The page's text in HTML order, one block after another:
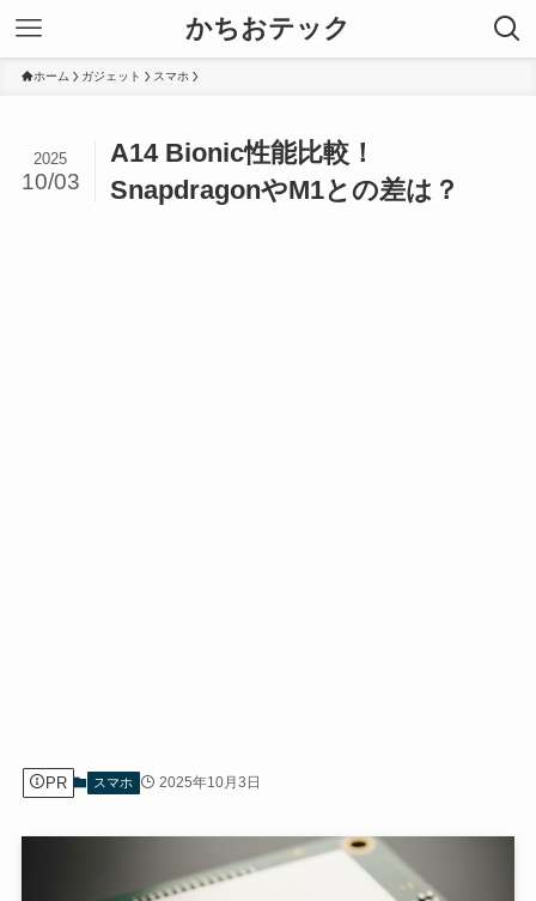
かちおテック
ホーム ガジェット スマホ
A14 Bionic性能比較！
SnapdragonやM1との差は？
2025
10/03
PR スマホ 2025年10月3日